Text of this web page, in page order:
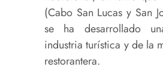
(Cabo San Lucas y San
se ha desarrollado
industria turística y de la
restorantera.